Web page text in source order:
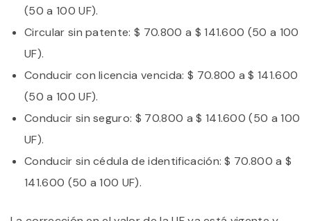
(50 a 100 UF).
Circular sin patente: $ 70.800 a $ 141.600 (50 a 100
UF).
Conducir con licencia vencida: $ 70.800 a $ 141.600
(50 a 100 UF).
Conducir sin seguro: $ 70.800 a $ 141.600 (50 a 100
UF).
Conducir sin cédula de identificación: $ 70.800 a $
141.600 (50 a 100 UF).